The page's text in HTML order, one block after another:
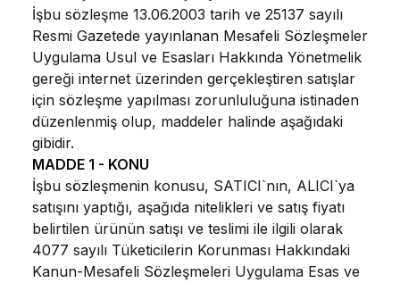
İşbu sözleşme 13.06.2003 tarih ve 25137 sayılı
Resmi Gazetede yayınlanan Mesafeli Sözleşmeler
Uygulama Usul ve Esasları Hakkında Yönetmelik
gereği internet üzerinden gerçekleştiren satışlar
için sözleşme yapılması zorunluluğuna istinaden
düzenlenmiş olup, maddeler halinde aşağıdaki
gibidir.
MADDE 1 - KONU
İşbu sözleşmenin konusu, SATICI`nın, ALICI`ya
satışını yaptığı, aşağıda nitelikleri ve satış fiyatı
belirtilen ürünün satışı ve teslimi ile ilgili olarak
4077 sayılı Tüketicilerin Korunması Hakkındaki
Kanun-Mesafeli Sözleşmeleri Uygulama Esas ve